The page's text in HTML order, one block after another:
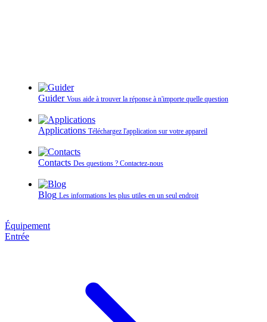
Guider Vous aide à trouver la réponse à n'importe quelle question
Applications Téléchargez l'application sur votre appareil
Contacts Des questions ? Contactez‑nous
Blog Les informations les plus utiles en un seul endroit
Équipement
Entrée